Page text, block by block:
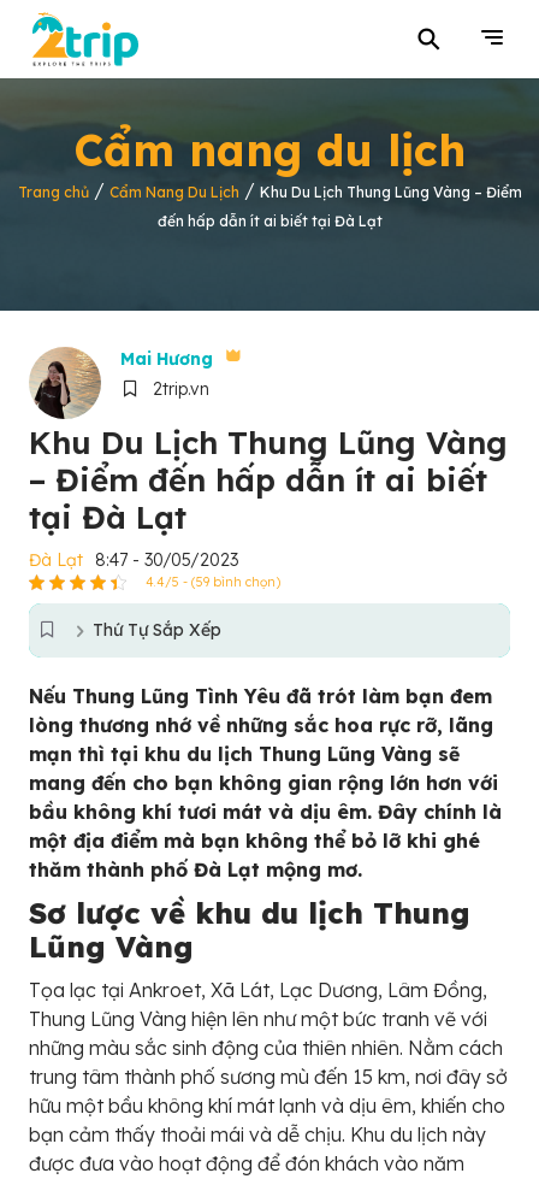
⚲
Cẩm nang du lịch
Trang chủ/ Cẩm Nang Du Lịch / Khu Du Lịch Thung Lũng Vàng – Điểm
đến hấp dẫn ít ai biết tại Đà Lạt
Mai Hương
2trip.vn
Khu Du Lịch Thung Lũng Vàng
– Điểm đến hấp dẫn ít ai biết
tại Đà Lạt
Đà Lạt 8:47 - 30/05/2023
4.4/5 - (59 bình chọn)
Thứ Tự Sắp Xếp
Nếu Thung Lũng Tình Yêu đã trót làm bạn đem
lòng thương nhớ về những sắc hoa rực rỡ, lãng
mạn thì tại khu du lịch Thung Lũng Vàng sẽ
mang đến cho bạn không gian rộng lớn hơn với
bầu không khí tươi mát và dịu êm. Đây chính là
một địa điểm mà bạn không thể bỏ lỡ khi ghé
thăm thành phố Đà Lạt mộng mơ.
Sơ lược về khu du lịch Thung
Lũng Vàng
Tọa lạc tại Ankroet, Xã Lát, Lạc Dương, Lâm Đồng,
Thung Lũng Vàng hiện lên như một bức tranh vẽ với
những màu sắc sinh động của thiên nhiên. Nằm cách
trung tâm thành phố sương mù đến 15 km, nơi đây sở
hữu một bầu không khí mát lạnh và dịu êm, khiến cho
bạn cảm thấy thoải mái và dễ chịu. Khu du lịch này
được đưa vào hoạt động để đón khách vào năm